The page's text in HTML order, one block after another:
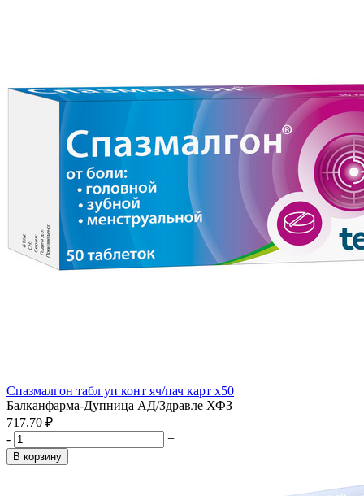
Спазмалгон табл уп конт яч/пач карт x50
Балканфарма-Дупница АД/Здравле ХФЗ
717.70 ₽
-
+
В корзину